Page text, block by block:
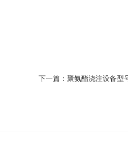
下一篇：聚氨酯浇注设备型